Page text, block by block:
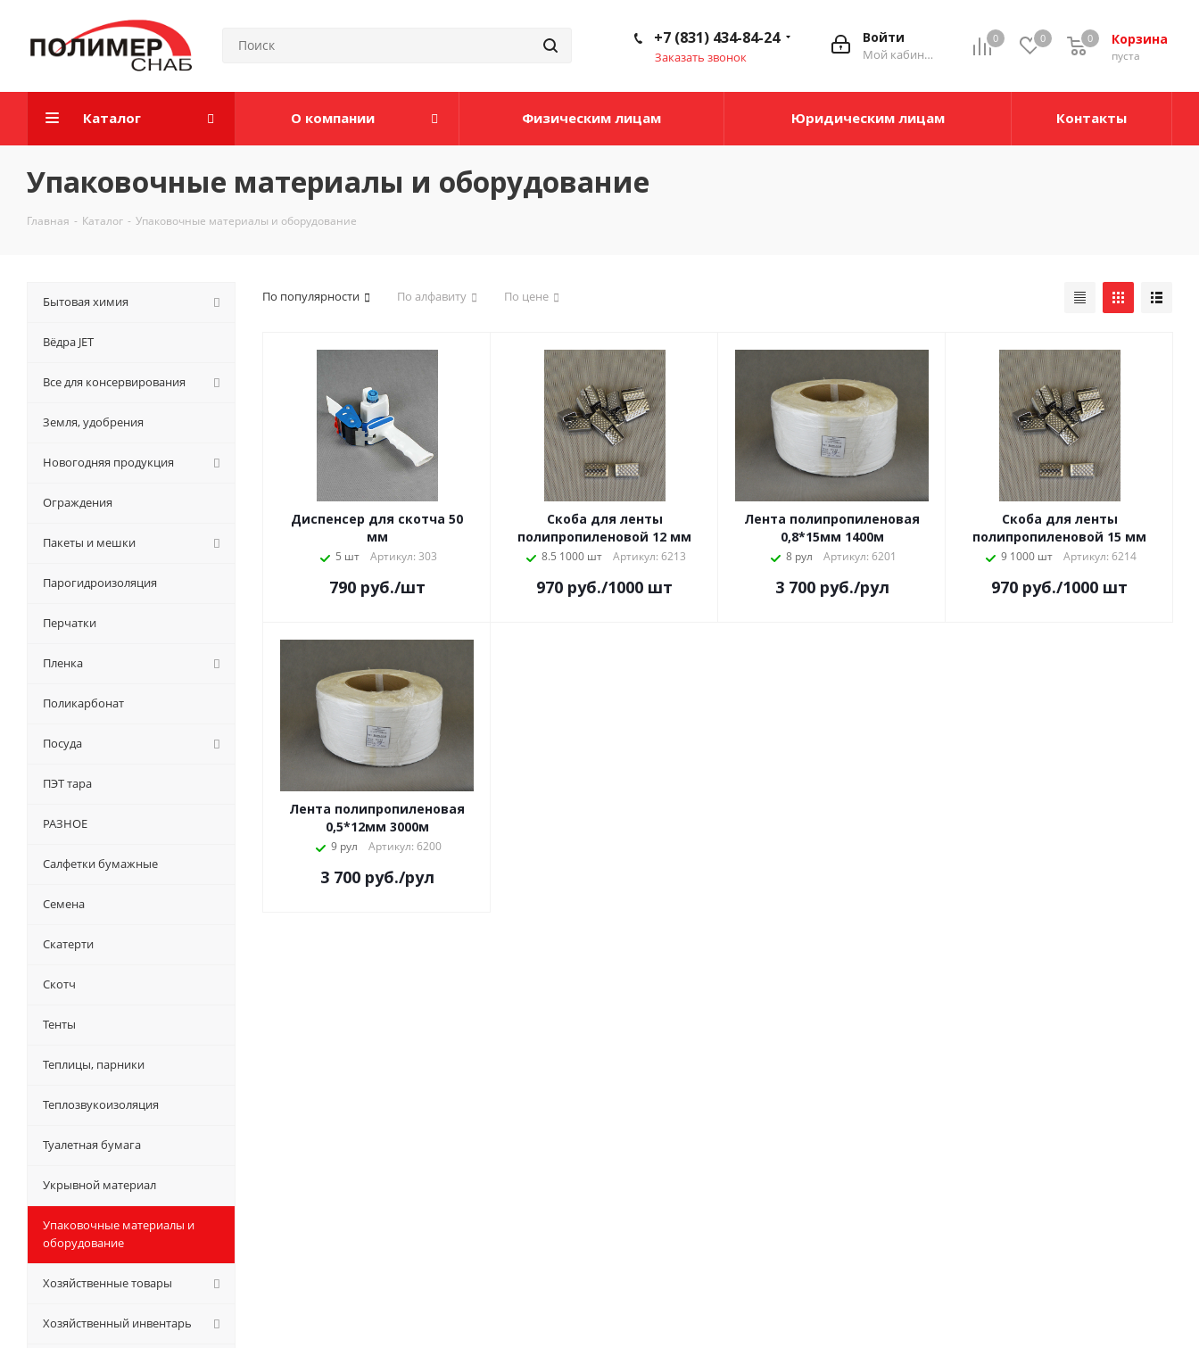
0 0 Корзина
пуста
0
Войти
Мой кабинет
+7 (831) 434-84-24
Заказать звонок
Каталог О компании Физическим лицам Юридическим лицам Контакты
Упаковочные материалы и оборудование
Главная - Каталог - Упаковочные материалы и оборудование
По популярности По алфавиту По цене
Диспенсер для скотча 50
мм
5 шт Артикул: 303
790руб./шт
Скоба для ленты
полипропиленовой 12 мм
8.5 1000 шт Артикул: 6213
970 руб./1000 шт
Лента полипропиленовая
0,8*15мм 1400м
8 рул Артикул: 6201
3 700руб./рул
Скоба для ленты
полипропиленовой 15 мм
9 1000 шт Артикул: 6214
970 руб./1000 шт
Лента полипропиленовая
0,5*12мм 3000м
9 рул Артикул: 6200
3 700руб./рул
Бытовая химия
Вёдра JET
Все для консервирования
Земля, удобрения
Новогодняя продукция
Ограждения
Пакеты и мешки
Парогидроизоляция
Перчатки
Пленка
Поликарбонат
Посуда
ПЭТ тара
РАЗНОЕ
Салфетки бумажные
Семена
Скатерти
Скотч
Тенты
Теплицы, парники
Теплозвукоизоляция
Туалетная бумага
Укрывной материал
Упаковочные материалы и
оборудование
Хозяйственные товары
Хозяйственный инвентарь